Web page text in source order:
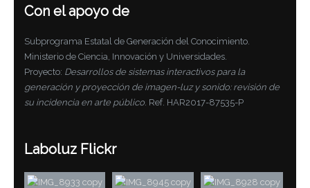
Con el apoyo de
Subprograma Estatal de Generación del Conocimiento.
Ministerio de Ciencia, Innovación y Universidades.
Proyecto: Desarrollos de sistemas interactivos para la
generación y proyección de imagen-luz y sonido: revisión de
su incidencia en arte público. Ref. HAR2017-87535-P
Laboluz Flickr